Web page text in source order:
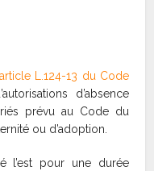
article L.124-13 du Code
d’absence
prévu au Code du
ou d’adoption.
l’est pour une durée